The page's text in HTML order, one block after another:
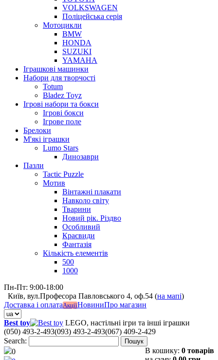
VOLKSWAGEN
Поліцейська серія
Мотоцикли
BMW
HONDA
SUZUKI
YAMAHA
Іграшкові машинки
Набори для творчості
Totum
Bladez Toyz
Ігрові набори та бокси
Ігрові бокси
Ігрове поле
Брелоки
М'які іграшки
Lumo Stars
Динозаври
Пазли
Tactic Puzzle
Мотив
Вінтажні плакати
Навколо світу
Тварини
Новий рік. Різдво
Особливий
Краєвиди
Фантазія
Кількість елементів
500
1000
Пн-Пт: 9:00-18:00
Київ, вул.Професора Павловського 4, оф.54 (на мапі)
Доставка і оплатаАкціїНовиниПро магазин
Best toy
LEGO, настільні ігри та інші іграшки
(050) 493-2-493(093) 493-2-493(067) 409-2-429
Search:
Пошук
0 В кошику: 0 товарів